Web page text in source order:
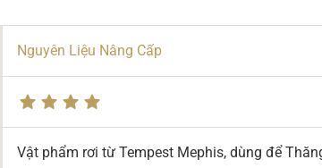
Nguyên Liệu Nâng Cấp
Vật phẩm rơi từ Tempest Mephis, dùng để